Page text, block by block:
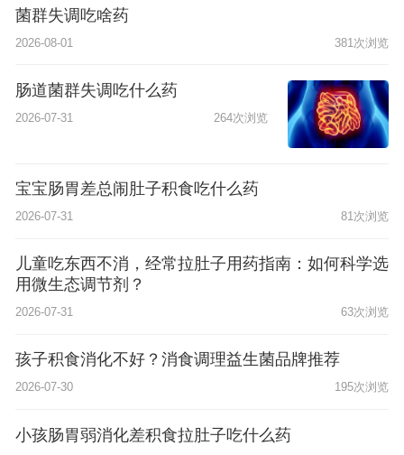
菌群失调吃啥药
2026-08-01 381次浏览
肠道菌群失调吃什么药
2026-07-31 264次浏览
宝宝肠胃差总闹肚子积食吃什么药
2026-07-31 81次浏览
儿童吃东西不消，经常拉肚子用药指南：如何科学选
用微生态调节剂？
2026-07-31 63次浏览
孩子积食消化不好？消食调理益生菌品牌推荐
2026-07-30 195次浏览
小孩肠胃弱消化差积食拉肚子吃什么药